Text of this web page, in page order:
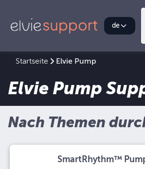
de
Startseite Elvie Pump
Elvie Pump
Nach Themen
SmartRhythm™